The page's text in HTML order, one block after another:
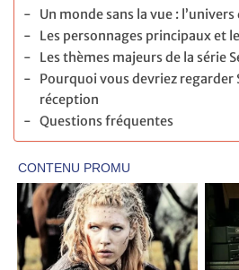
Un monde sans la vue : l’univers
Les personnages principaux et
Les thèmes majeurs de la série
Pourquoi vous devriez regarder
réception
Questions fréquentes